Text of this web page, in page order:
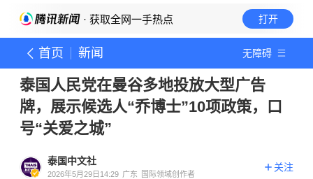
· 获取全网一手热点 打开
首页 新闻 无障碍
泰国人民党在曼谷多地投放大型广告
牌，展示候选人“乔博士”10项政策，口
号“关爱之城”
泰国中文社
2026年5月29日14:29 广东 国际领域创作者
关注